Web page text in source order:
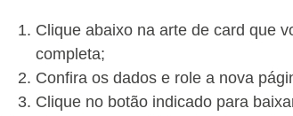
Clique abaixo na arte de card que
completa;
Confira os dados e role a nova
Clique no botão indicado para